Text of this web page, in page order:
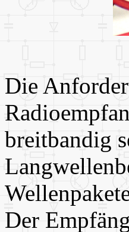
Die
breitbandig
Der